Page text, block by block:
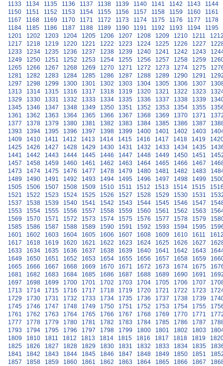
1133 1134 1135 1136 1137 1138 1139 1140 1141 1142 1143
1144
1150
1151 1152 1153 1154 1155 1156 1157 1158 1159 1160
1161
1167
1168 1169 1170 1171 1172 1173 1174 1175 1176 1177
1178
1184
1185 1186 1187 1188 1189 1190 1191 1192 1193 1194
1195
1201
1202 1203 1204 1205 1206 1207 1208 1209 1210 1211
1217
1218 1219 1220 1221 1222 1223 1224 1225 1226 1227
1233
1234 1235 1236 1237 1238 1239 1240 1241 1242 1243
1249
1250 1251 1252 1253 1254 1255 1256 1257 1258 1259
1265
1266 1267 1268 1269 1270 1271 1272 1273 1274 1275
1281
1282 1283 1284 1285 1286 1287 1288 1289 1290 1291
1297
1298 1299 1300 1301 1302 1303 1304 1305 1306 1307
1313
1314 1315 1316 1317 1318 1319 1320 1321 1322 1323
1329
1330 1331 1332 1333 1334 1335 1336 1337 1338 1339
1345
1346 1347 1348 1349 1350 1351 1352 1353 1354 1355
1361
1362 1363 1364 1365 1366 1367 1368 1369 1370 1371
1377
1378 1379 1380 1381 1382 1383 1384 1385 1386 1387
1393
1394 1395 1396 1397 1398 1399 1400 1401 1402 1403
1409
1410 1411 1412 1413 1414 1415 1416 1417 1418 1419
1425
1426 1427 1428 1429 1430 1431 1432 1433 1434 1435
1441
1442 1443 1444 1445 1446 1447 1448 1449 1450 1451
1457
1458 1459 1460 1461 1462 1463 1464 1465 1466 1467
1473
1474 1475 1476 1477 1478 1479 1480 1481 1482 1483
1489
1490 1491 1492 1493 1494 1495 1496 1497 1498 1499
1505
1506 1507 1508 1509 1510 1511 1512 1513 1514 1515
1521
1522 1523 1524 1525 1526 1527 1528 1529 1530 1531
1537
1538 1539 1540 1541 1542 1543 1544 1545 1546 1547
1553
1554 1555 1556 1557 1558 1559 1560 1561 1562 1563
1569
1570 1571 1572 1573 1574 1575 1576 1577 1578 1579
1585
1586 1587 1588 1589 1590 1591 1592 1593 1594 1595
1601
1602 1603 1604 1605 1606 1607 1608 1609 1610 1611
1617
1618 1619 1620 1621 1622 1623 1624 1625 1626 1627
1633
1634 1635 1636 1637 1638 1639 1640 1641 1642 1643
1649
1650 1651 1652 1653 1654 1655 1656 1657 1658 1659
1665
1666 1667 1668 1669 1670 1671 1672 1673 1674 1675
1681
1682 1683 1684 1685 1686 1687 1688 1689 1690 1691
1697
1698 1699 1700 1701 1702 1703 1704 1705 1706 1707
1713
1714 1715 1716 1717 1718 1719 1720 1721 1722 1723
1729
1730 1731 1732 1733 1734 1735 1736 1737 1738 1739
1745
1746 1747 1748 1749 1750 1751 1752 1753 1754 1755
1761
1762 1763 1764 1765 1766 1767 1768 1769 1770 1771
1777
1778 1779 1780 1781 1782 1783 1784 1785 1786 1787
1793
1794 1795 1796 1797 1798 1799 1800 1801 1802 1803
1809
1810 1811 1812 1813 1814 1815 1816 1817 1818 1819
1825
1826 1827 1828 1829 1830 1831 1832 1833 1834 1835
1841
1842 1843 1844 1845 1846 1847 1848 1849 1850 1851
1857
1858 1859 1860 1861 1862 1863 1864 1865 1866 1867